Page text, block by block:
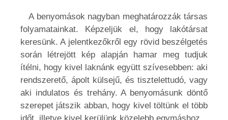
A benyomások nagyban meghatározzák társas
folyamatainkat. Képzeljük el, hogy lakótársat
keresünk. A jelentkezőkről egy rövid beszélgetés
során létrejött kép alapján hamar meg tudjuk
ítélni, hogy kivel laknánk együtt szívesebben: aki
rendszerető, ápolt külsejű, és tisztelettudó, vagy
aki indulatos és trehány. A benyomásunk döntő
szerepet játszik abban, hogy kivel töltünk el több